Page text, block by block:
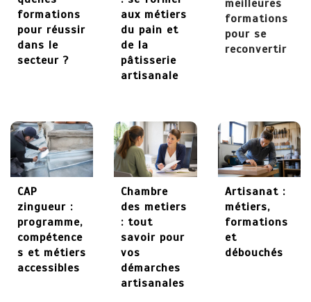
27 mai 2026
formations
pour réussir
dans le
secteur ?
aux métiers
du pain et
de la
pâtisserie
artisanale
meilleures
formations
pour se
reconvertir
CAP
zingueur :
programme,
compétence
s et métiers
accessibles
Chambre
des metiers
: tout
savoir pour
vos
démarches
artisanales
Artisanat :
métiers,
formations
et
débouchés